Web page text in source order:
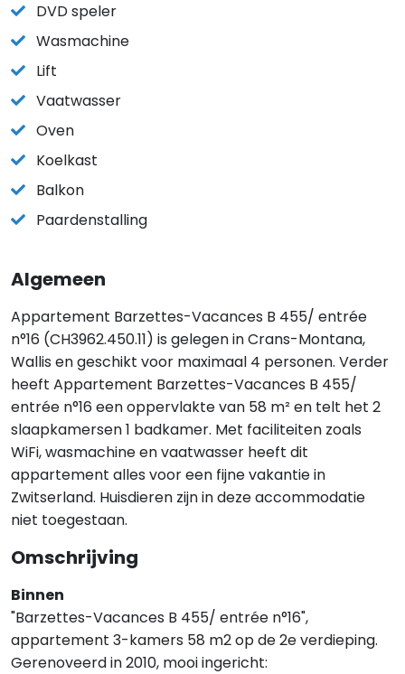
DVD speler
Wasmachine
Lift
Vaatwasser
Oven
Koelkast
Balkon
Paardenstalling
Algemeen
Appartement Barzettes-Vacances B 455/ entrée
n°16 (CH3962.450.11) is gelegen in Crans-Montana,
Wallis en geschikt voor maximaal 4 personen. Verder
heeft Appartement Barzettes-Vacances B 455/
entrée n°16 een oppervlakte van 58 m² en telt het 2
slaapkamersen 1 badkamer. Met faciliteiten zoals
WiFi, wasmachine en vaatwasser heeft dit
appartement alles voor een fijne vakantie in
Zwitserland. Huisdieren zijn in deze accommodatie
niet toegestaan.
Omschrijving
Binnen
"Barzettes-Vacances B 455/ entrée n°16",
appartement 3-kamers 58 m2 op de 2e verdieping.
Gerenoveerd in 2010, mooi ingericht: